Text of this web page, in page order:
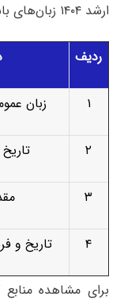
ارشد ۱۴۰۴ زبان‌های باستانی ایران مطابق جدول زیر است:
ردیف
۱ زبان
۲
۳
۴ تاریخ و
برای مشاهده